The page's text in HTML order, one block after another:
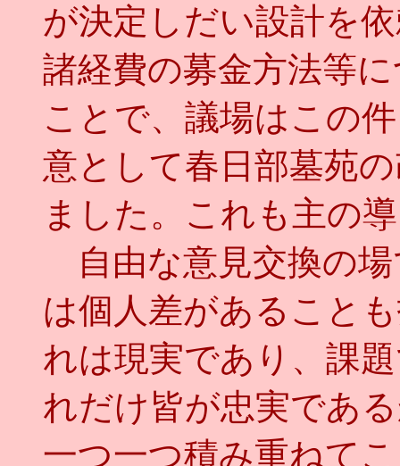
が決定しだい設計を
諸経費の募金方法等
ことで、議場はこの
意として春日部墓苑
ました。これも主の
自由な意見交換の
は個人差があること
れは現実であり、課
れだけ皆が忠実であ
一つ一つ積み重ねて